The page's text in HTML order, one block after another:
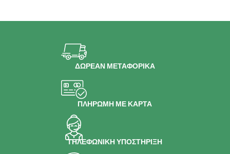
ΔΩΡΕΑΝ ΜΕΤΑΦΟΡΙΚΑ
ΠΛΗΡΩΜΗ ΜΕ ΚΑΡΤΑ
ΤΗΛΕΦΩΝΙΚΗ ΥΠΟΣΤΗΡΙΞΗ